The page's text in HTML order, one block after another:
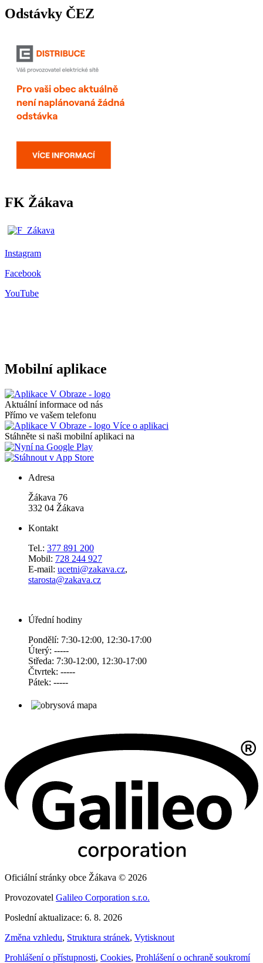
Odstávky ČEZ
FK Žákava
Instagram
Facebook
YouTube
Mobilní aplikace
Aktuální informace od nás
Přímo ve vašem telefonu
Více o aplikaci
Stáhněte si naši mobilní aplikaci na
Adresa
Žákava 76
332 04 Žákava
Kontakt
Tel.: 377 891 200
Mobil: 728 244 927
E-mail: ucetni@zakava.cz,
starosta@zakava.cz
Úřední hodiny
Pondělí: 7:30-12:00, 12:30-17:00
Úterý: -----
Středa: 7:30-12:00, 12:30-17:00
Čtvrtek: -----
Pátek: -----
Oficiální stránky obce Žákava © 2026
Provozovatel Galileo Corporation s.r.o.
Poslední aktualizace: 6. 8. 2026
Změna vzhledu, Struktura stránek, Vytisknout
Prohlášení o přístupnosti, Cookies, Prohlášení o ochraně soukromí